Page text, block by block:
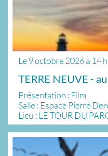
Le9 octobre 2026à 14
TERRE NEUVE -
Présentation : Film
Salle : Espace Pierre
Lieu : LE TOUR DU